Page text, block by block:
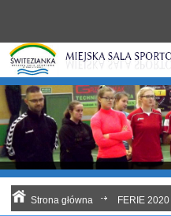
Strona główna FERIE 2020